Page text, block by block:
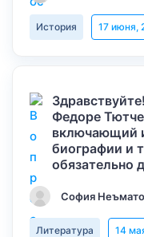
История 17 июня,
Федоре
включающий
биографии и
обязательно
София
Литература 14